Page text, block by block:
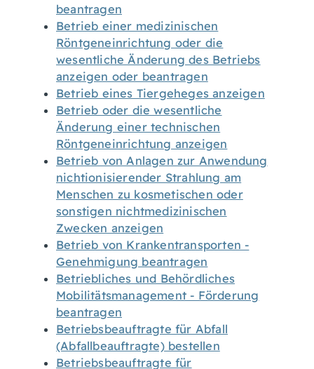
beantragen
Betrieb einer medizinischen
Röntgeneinrichtung oder die
wesentliche Änderung des Betriebs
anzeigen oder beantragen
Betrieb eines Tiergeheges anzeigen
Betrieb oder die wesentliche
Änderung einer technischen
Röntgeneinrichtung anzeigen
Betrieb von Anlagen zur Anwendung
nichtionisierender Strahlung am
Menschen zu kosmetischen oder
sonstigen nichtmedizinischen
Zwecken anzeigen
Betrieb von Krankentransporten -
Genehmigung beantragen
Betriebliches und Behördliches
Mobilitätsmanagement - Förderung
beantragen
Betriebsbeauftragte für Abfall
(Abfallbeauftragte) bestellen
Betriebsbeauftragte für